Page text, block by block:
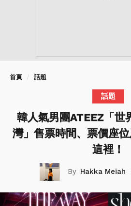
首頁 話題
話題
韓人氣男團ATEEZ「世
灣」售票時間、票價座
這裡！
Hakka Meiah